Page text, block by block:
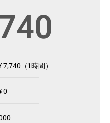
7,740（1時間）
0